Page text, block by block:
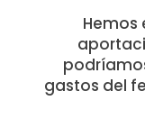
Hemos
gastos del